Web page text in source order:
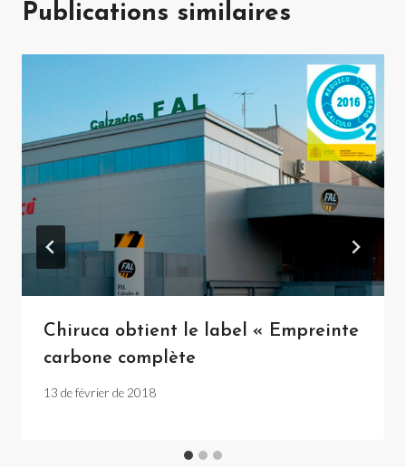
Publications similaires
Chiruca obtient le label « Empreinte
carbone complète
13 de février de 2018